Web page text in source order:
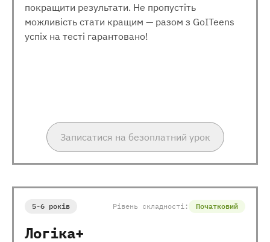
покращити результати. Не пропустіть
можливість стати кращим — разом з GoITeens
успіх на тесті гарантовано!
Записатися на безоплатний урок
5-6 років Рівень складності: Початковий
Логіка+